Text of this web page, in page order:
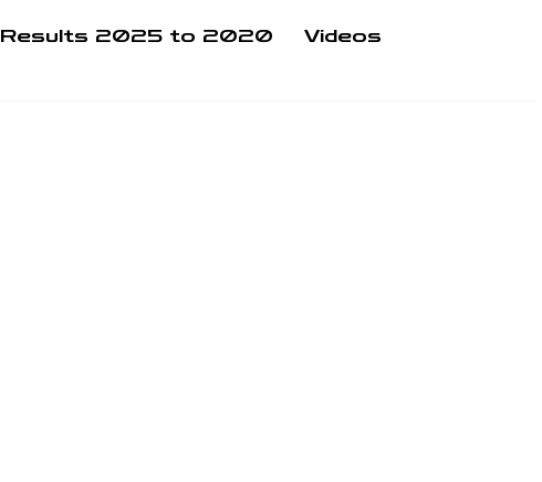
Results 2025 to 2020
Videos